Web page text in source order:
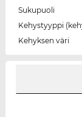
Sukupuoli
Kehystyyppi
Kehyksen väri